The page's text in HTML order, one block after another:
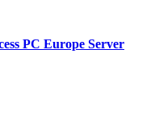
PC Europe Server